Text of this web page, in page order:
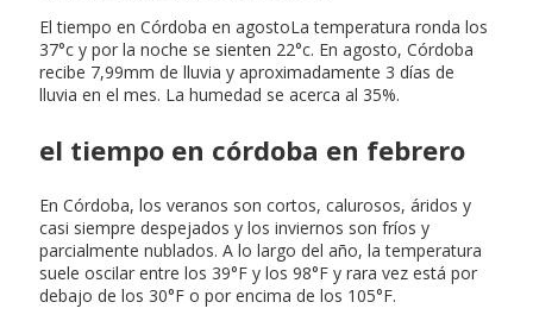
El tiempo en Córdoba en agostoLa temperatura ronda los
37°c y por la noche se sienten 22°c. En agosto, Córdoba
recibe 7,99mm de lluvia y aproximadamente 3 días de
lluvia en el mes. La humedad se acerca al 35%.
el tiempo en córdoba en febrero
En Córdoba, los veranos son cortos, calurosos, áridos y
casi siempre despejados y los inviernos son fríos y
parcialmente nublados. A lo largo del año, la temperatura
suele oscilar entre los 39°F y los 98°F y rara vez está por
debajo de los 30°F o por encima de los 105°F.